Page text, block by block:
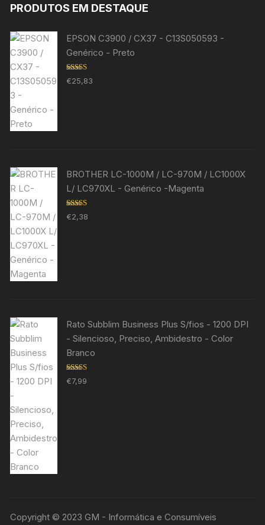
PRODUTOS EM DESTAQUE
EPSON C3900 / CX37 - C13S050593 -
Genérico - Preto
Avaliação
5.00de 5
€25,83
BROTHER LC-1000M / LC-970M / LC1000X
L/ LC970XL - Genérico -Magenta
Avaliação
5.00de 5
€2,38
Rato Subblim Business Plus S/fios - 1200 DPI
- Silencioso, Preciso, Ambidestro - Color
Branco
Avaliação
5.00de 5
€7,99
Copyright © 2023 GM - Informática e Consumíveis